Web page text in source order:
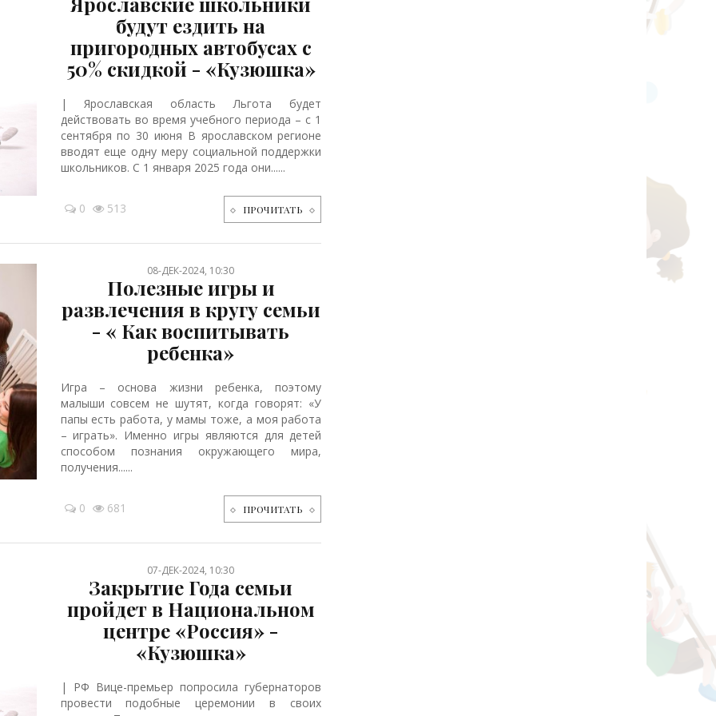
будут ездить на
пригородных автобусах с
50% скидкой - «Кузюшка»
| Ярославская область Льгота будет
действовать во время учебного периода – с 1
сентября по 30 июня В ярославском регионе
вводят еще одну меру социальной поддержки
школьников. C 1 января 2025 года они......
0 513 ПРОЧИТАТЬ
08-ДЕК-2024, 10:30
Полезные игры и
развлечения в кругу семьи
- « Как воспитывать
ребенка»
Игра – основа жизни ребенка, поэтому
малыши совсем не шутят, когда говорят: «У
папы есть работа, у мамы тоже, а моя работа
– играть». Именно игры являются для детей
способом познания окружающего мира,
получения......
0 681 ПРОЧИТАТЬ
07-ДЕК-2024, 10:30
Закрытие Года семьи
пройдет в Национальном
центре «Россия» -
«Кузюшка»
| РФ Вице-премьер попросила губернаторов
провести подобные церемонии в своих